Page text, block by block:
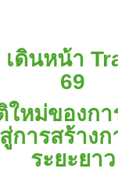
เดินหน้า
69
หม่ของกา
ารสร้างก
ระยะยาว